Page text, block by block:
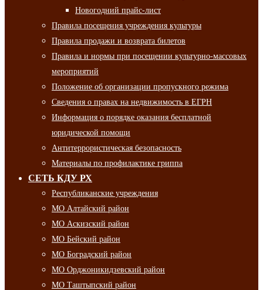
Новогодний прайс-лист
Правила посещения учреждения культуры
Правила продажи и возврата билетов
Правила и нормы при посещении культурно-массовых
мероприятий
Положение об организации пропускного режима
Сведения о правах на недвижимость в ЕГРН
Информация о порядке оказания бесплатной
юридической помощи
Антитеррористическая безопасность
Материалы по профилактике гриппа
СЕТЬ КДУ РХ
Республиканские учреждения
МО Алтайский район
МО Аскизский район
МО Бейский район
МО Боградский район
МО Орджоникидзевский район
МО Таштыпский район